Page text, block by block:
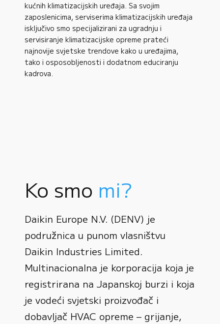
kućnih klimatizacijskih uređaja. Sa svojim
zaposlenicima, serviserima klimatizacijskih uređaja
isključivo smo specijalizirani za ugradnju i
servisiranje klimatizacijske opreme prateći
najnovije svjetske trendove kako u uređajima,
tako i osposobljenosti i dodatnom educiranju
kadrova.
Ko smo mi?
Daikin Europe N.V. (DENV) je
podružnica u punom vlasništvu
Daikin Industries Limited.
Multinacionalna je korporacija koja je
registrirana na Japanskoj burzi i koja
je vodeći svjetski proizvođač i
dobavljač HVAC opreme – grijanje,
0